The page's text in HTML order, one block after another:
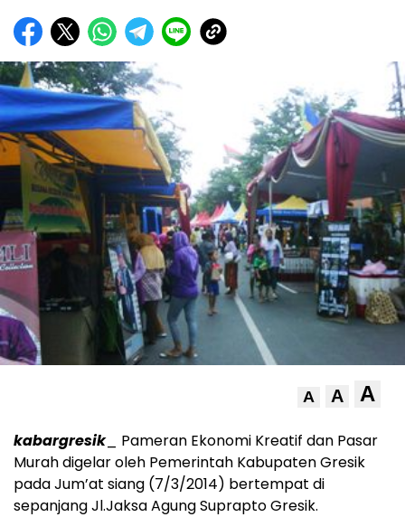
A A A
kabargresik_ Pameran Ekonomi Kreatif dan Pasar
Murah digelar oleh Pemerintah Kabupaten Gresik
pada Jum’at siang (7/3/2014) bertempat di
sepanjang Jl.Jaksa Agung Suprapto Gresik.